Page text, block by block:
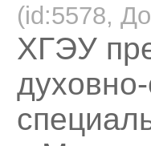
(id:5578,
ХГЭУ